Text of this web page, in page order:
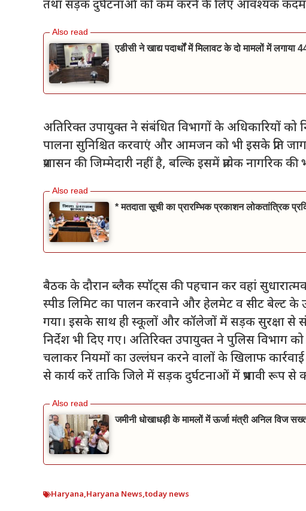
तथा सड़क दुर्घटनाओं को कम करने के लिए आवश्यक कदम
एडीसी ने खाद्य पदार्थों में मिलावट के दो मामलों में लगाया
अतिरिक्त उपायुक्त ने संबंधित विभागों के अधिकारियों को
पालना सुनिश्चित करवाएं और आमजन को भी इसके प्रति
प्रशासन की जिम्मेदारी नहीं है, बल्कि इसमें प्रत्येक नागरिक की
* मतदाता सूची का प्रारम्भिक प्रकाशन लोकतांत्रिक
बैठक के दौरान ब्लैक स्पॉट्स की पहचान कर वहां
स्पीड लिमिट का पालन करवाने और हेलमेट व सीट बेल्ट के
गया। इसके साथ ही स्कूलों और कॉलेजों में सड़क सुरक्षा से
निर्देश भी दिए गए। अतिरिक्त उपायुक्त ने पुलिस विभाग
चलाकर नियमों का उल्लंघन करने वालों के खिलाफ
से कार्य करें ताकि जिले में सड़क दुर्घटनाओं में प्रभावी रूप से
जमीनी धोखाधड़ी के मामलों में ऊर्जा मंत्री अनिल विज
Haryana,Haryana News,today news